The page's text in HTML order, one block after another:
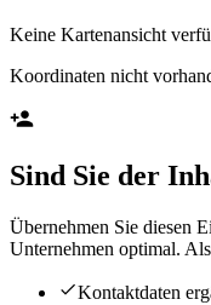
Keine Kartenansicht
Koordinaten nicht
Sind Sie der
Übernehmen Sie diesen
Unternehmen optimal.
Kontaktdaten